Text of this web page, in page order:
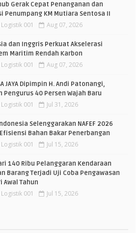
Gerak Cepat Penanganan dan
Penumpang KM Mutiara Sentosa II
001 Aug 07, 2026
dan Inggris Perkuat Akselerasi
Maritim Rendah Karbon
001 Aug 07, 2026
JAYA Dipimpin H. Andi Patonangi,
Pengurus 40 Persen Wajah Baru
001 Jul 31, 2026
Selenggarakan NAFEF 2026
Bahan Bakar Penerbangan
001 Jul 15, 2026
140 Ribu Pelanggaran Kendaraan
Barang Terjadi Uji Coba Pengawasan
Awal Tahun
001 Jul 15, 2026